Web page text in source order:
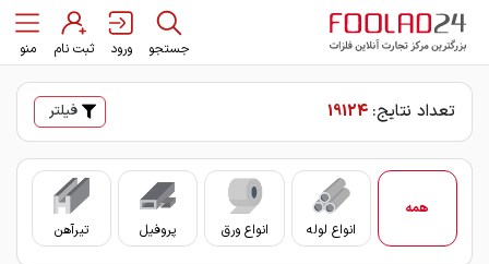
جستجو ورود ثبت نام منو
تعداد نتایج: 19124 فیلتر
همه
انواع لوله
انواع ورق پروفیل تیرآهن